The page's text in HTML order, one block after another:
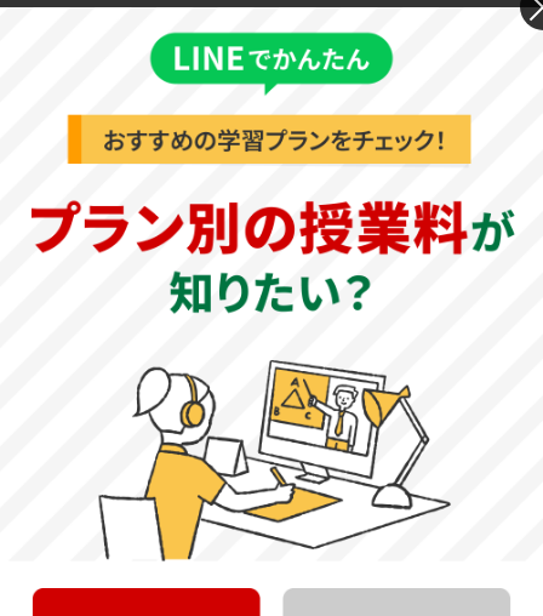
地理：大問3題です。地形図や地域の特徴を問う問題が出題
されます。語句や図表の選択問題が中心となっています。関
連知識が問われる場合もあるため、教科書と資料集を用い
て幅広く学習しましょう。過去問で問題に慣れることも必
政治経済：大問3題です。財政や金融、日本経済の動向など
を中心に出題されます。時事問題が難問になる傾向にあり
ます。教科書のみならず、関連書籍や新聞などで対策を行
理科の試験傾向と対策
物理：大問3題です。力学・電磁気と、熱力学あるいは波動
から出題されます。教科書の内容が中心となっているた
め、基礎を固めましょう。グラフを用いた問題も多いです
が、丁寧な誘導があるため標準レベルといえるでしょう。